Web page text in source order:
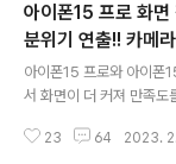
아이폰15 프로 화면
분위기 연출!! 카메라 펌프 두꺼워져
서 탑재 기대
아이폰15 프로와 아이폰
서 화면이 더 커져 만족도
좀 더 시원해 보이는 화면
23 64 2023.